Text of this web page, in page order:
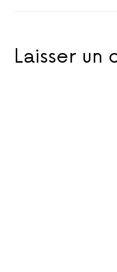
Laisser un